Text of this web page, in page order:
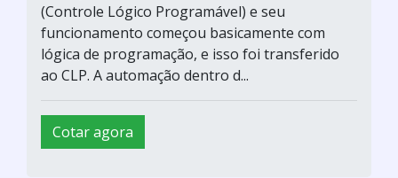
(Controle Lógico Programável) e seu
funcionamento começou basicamente com
lógica de programação, e isso foi transferido
ao CLP. A automação dentro d...
Cotar agora